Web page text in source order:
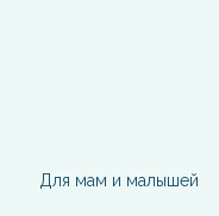
Для мам и малышей